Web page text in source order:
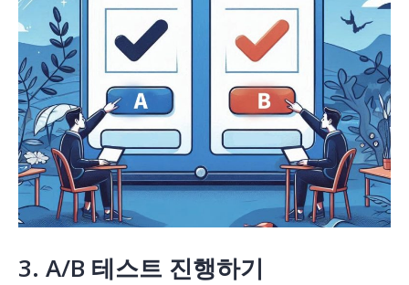
3. A/B 테스트 진행하기